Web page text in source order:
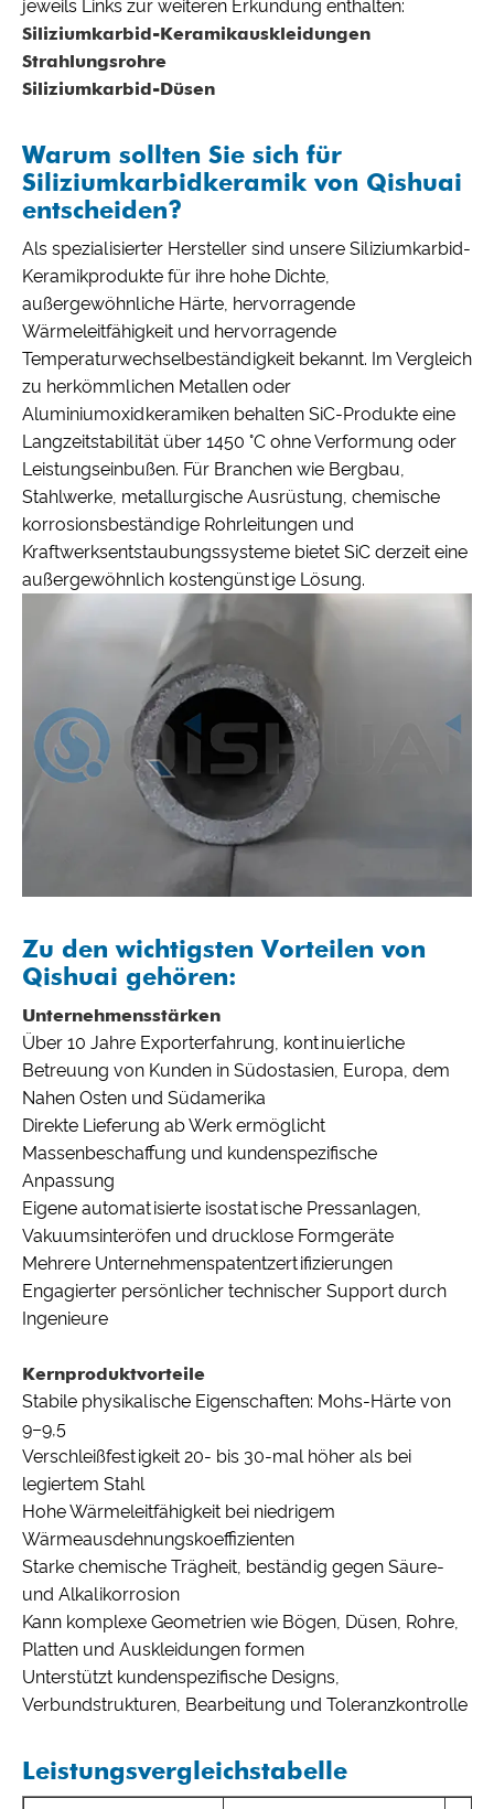
jeweils Links zur weiteren Erkundung enthalten:
Siliziumkarbid-Keramikauskleidungen
Strahlungsrohre
Siliziumkarbid-Düsen
Warum sollten Sie sich für
Siliziumkarbidkeramik von Qishuai
entscheiden?
Als spezialisierter Hersteller sind unsere Siliziumkarbid-
Keramikprodukte für ihre hohe Dichte,
außergewöhnliche Härte, hervorragende
Wärmeleitfähigkeit und hervorragende
Temperaturwechselbeständigkeit bekannt. Im Vergleich
zu herkömmlichen Metallen oder
Aluminiumoxidkeramiken behalten SiC-Produkte eine
Langzeitstabilität über 1450 °C ohne Verformung oder
Leistungseinbußen. Für Branchen wie Bergbau,
Stahlwerke, metallurgische Ausrüstung, chemische
korrosionsbeständige Rohrleitungen und
Kraftwerksentstaubungssysteme bietet SiC derzeit eine
außergewöhnlich kostengünstige Lösung.
Zu den wichtigsten Vorteilen von
Qishuai gehören:
Unternehmensstärken
Über 10 Jahre Exporterfahrung, kontinuierliche
Betreuung von Kunden in Südostasien, Europa, dem
Nahen Osten und Südamerika
Direkte Lieferung ab Werk ermöglicht
Massenbeschaffung und kundenspezifische
Anpassung
Eigene automatisierte isostatische Pressanlagen,
Vakuumsinteröfen und drucklose Formgeräte
Mehrere Unternehmenspatentzertifizierungen
Engagierter persönlicher technischer Support durch
Ingenieure
Kernproduktvorteile
Stabile physikalische Eigenschaften: Mohs-Härte von
9–9,5
Verschleißfestigkeit 20- bis 30-mal höher als bei
legiertem Stahl
Hohe Wärmeleitfähigkeit bei niedrigem
Wärmeausdehnungskoeffizienten
Starke chemische Trägheit, beständig gegen Säure-
und Alkalikorrosion
Kann komplexe Geometrien wie Bögen, Düsen, Rohre,
Platten und Auskleidungen formen
Unterstützt kundenspezifische Designs,
Verbundstrukturen, Bearbeitung und Toleranzkontrolle
Leistungsvergleichstabelle